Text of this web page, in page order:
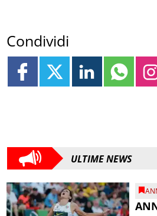
Condividi
ULTIME NEWS